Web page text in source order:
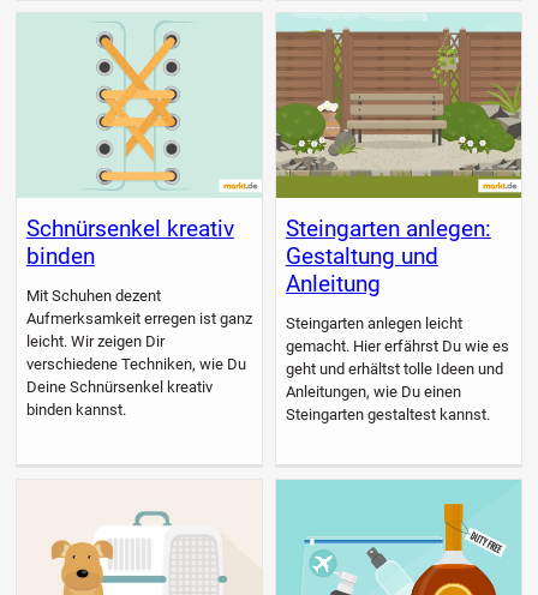
Schnürsenkel kreativ
binden
Mit Schuhen dezent
Aufmerksamkeit erregen ist ganz
leicht. Wir zeigen Dir
verschiedene Techniken, wie Du
Deine Schnürsenkel kreativ
binden kannst.
Steingarten anlegen:
Gestaltung und
Anleitung
Steingarten anlegen leicht
gemacht. Hier erfährst Du wie es
geht und erhältst tolle Ideen und
Anleitungen, wie Du einen
Steingarten gestaltest kannst.